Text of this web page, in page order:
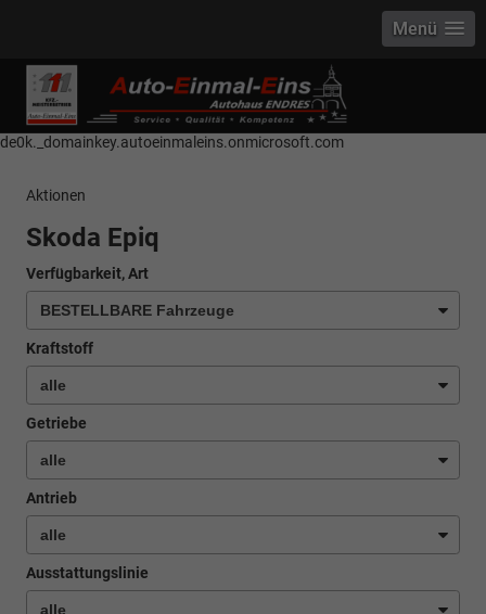
------------ Host Name : selector1._domainkey Points to address or value:
selector1-aee-de0k._domainkey.autoeinmaleins.onmicrosoft.com Host
Name : selector2._domainkey Points to address or value: selector2-aee-
de0k._domainkey.autoeinmaleins.onmicrosoft.com
Menü
Aktionen
Skoda Epiq
Verfügbarkeit, Art
Kraftstoff
Getriebe
Antrieb
Ausstattungslinie